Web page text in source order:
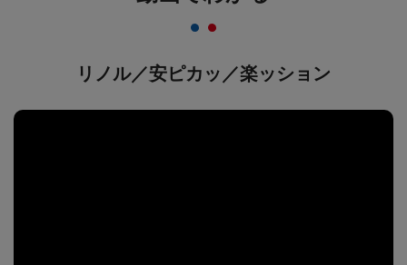
リノル／安ピカッ／楽ッション